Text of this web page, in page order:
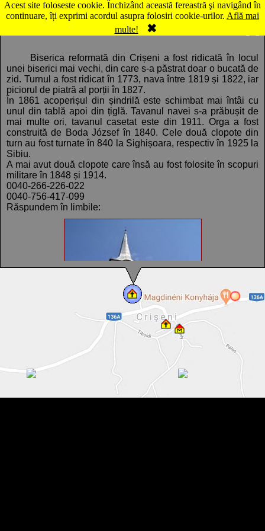
Acest site foloseste cookie. Închizând această fereastră şi navigând în
continuare, îți exprimi acordul asupra folosiri cookie-urilor. Află mai
multe!
✖
Hartă Crişeni: Biserica reformată
Biserica reformată din Crișeni a fost ridicată în locul
unei biserici mai vechi, din care s-a păstrat doar o bucată de
zid. Turnul a fost ridicat în 1773, nava între 1819 și 1822, iar
piciorul de piatră al porții în 1827.
În 1861 acoperișul din șindrilă este schimbat mai întâi cu
unul din tablă apoi din țiglă. Tavanul navei s-a prăbușit de
mai multe ori, tavanul casetat este din 1911. Orga a fost
construită de Boda József în 1840. Cele două clopote din
turn au fost turnate în 840 la Sighișoara, respectiv în 1925 la
Sibiu.
A mai avut două clopote care însă au fost folosite în scopuri
militare în 1848 și 1914.
0040-266-226-022
0040-756-417-099
Răspundem în limbile:
Comentarii